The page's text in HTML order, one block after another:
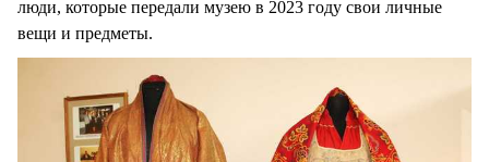
люди, которые передали музею в 2023 году свои личные
вещи и предметы.